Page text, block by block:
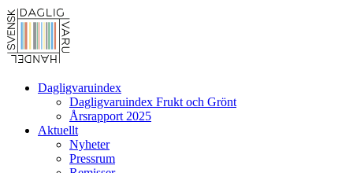
Dagligvaruindex
Dagligvaruindex Frukt och Grönt
Årsrapport 2025
Aktuellt
Nyheter
Pressrum